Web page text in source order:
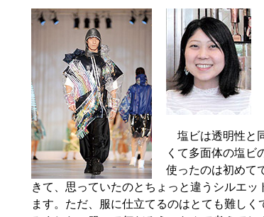
塩ビは透明性と
くて多面体の塩ビ
使ったのは初めて
きて、思っていたのとちょっと違うシルエ
ます。ただ、服に仕立てるのはとても難し